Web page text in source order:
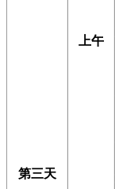
第三天
上午